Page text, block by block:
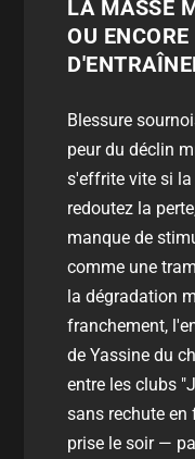
LA MASSE
OU
Blessure
peur du déclin
s'effrite vite si
redoutez la
manque de
comme une
la dégradation
franchement,
de Yassine du
entre les clubs
sans rechute en
prise le soir —